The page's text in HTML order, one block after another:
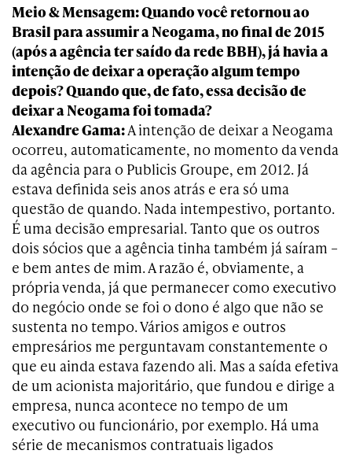
Meio & Mensagem: Quando você retornou ao
Brasil para assumir a Neogama, no final de 2015
(após a agência ter saído da rede BBH), já havia a
intenção de deixar a operação algum tempo
depois? Quando que, de fato, essa decisão de
deixar a Neogama foi tomada?
Alexandre Gama:A intenção de deixar a Neogama
ocorreu, automaticamente, no momento da venda
da agência para o Publicis Groupe, em 2012. Já
estava definida seis anos atrás e era só uma
questão de quando. Nada intempestivo, portanto.
É uma decisão empresarial. Tanto que os outros
dois sócios que a agência tinha também já saíram –
e bem antes de mim. A razão é, obviamente, a
própria venda, já que permanecer como executivo
do negócio onde se foi o dono é algo que não se
sustenta no tempo. Vários amigos e outros
empresários me perguntavam constantemente o
que eu ainda estava fazendo ali. Mas a saída efetiva
de um acionista majoritário, que fundou e dirige a
empresa, nunca acontece no tempo de um
executivo ou funcionário, por exemplo. Há uma
série de mecanismos contratuais ligados